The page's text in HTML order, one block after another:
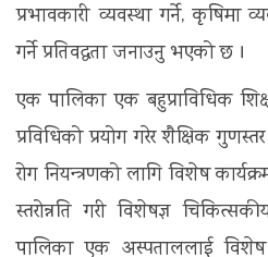
प्रभावकारी व्यवस्था गर्ने,
गर्ने प्रतिवद्धता जनाउनु भएको छ ।
एक पालिका एक बहुप्राविधिक
प्रविधिको प्रयोग गरेर शैक्षिक
रोग नियन्त्रणको लागि विशेष
स्तरोन्नति गरी विशेषज्ञ
पालिका एक अस्पताललाई विशेष